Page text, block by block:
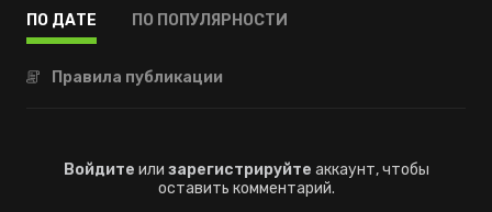
ПО ДАТЕ ПО ПОПУЛЯРНОСТИ
Правила публикации
Войдите или зарегистрируйте аккаунт, чтобы
оставить комментарий.